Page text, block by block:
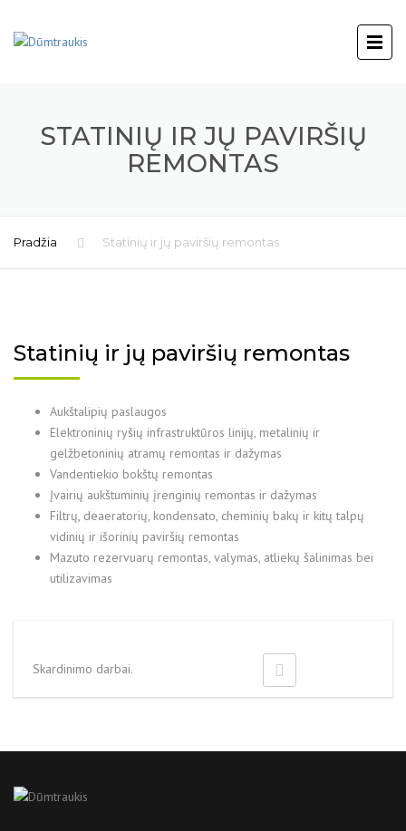
STATINIŲ IR JŲ PAVIRŠIŲ
REMONTAS
Pradžia Statinių ir jų paviršių remontas
Statinių ir jų paviršių remontas
Aukštalipių paslaugos
Elektroninių ryšių infrastruktūros linijų, metalinių ir
gelžbetoninių atramų remontas ir dažymas
Vandentiekio bokštų remontas
Įvairių aukštuminių įrenginių remontas ir dažymas
Filtrų, deaeratorių, kondensato, cheminių bakų ir kitų talpų
vidinių ir išorinių paviršių remontas
Mazuto rezervuarų remontas, valymas, atliekų šalinimas bei
utilizavimas
Skardinimo darbai.